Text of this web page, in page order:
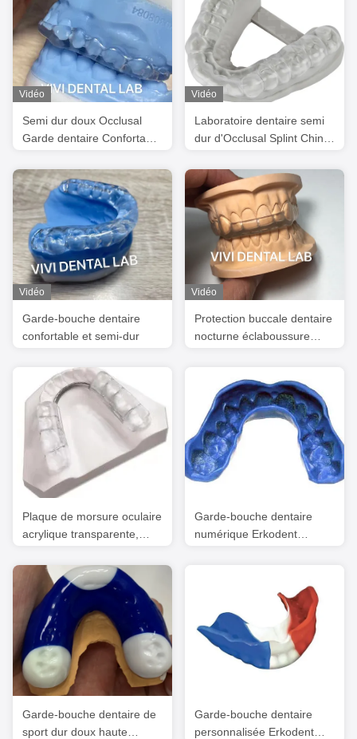
Vidéo
Semi dur doux Occlusal
Garde dentaire Confortable
Vidéo
Laboratoire dentaire semi
dur d'Occlusal Splint China
Vidéo
Garde-bouche dentaire
confortable et semi-dur
Vidéo
Protection buccale dentaire
nocturne éclaboussure
Plaque de morsure oculaire
acrylique transparente,
mandibulaire, laboratoire
dentaire chinois
Garde-bouche dentaire
numérique Erkodent
Garde-bouche dentaire de
sport dur doux haute
Garde-bouche dentaire
personnalisée Erkodent